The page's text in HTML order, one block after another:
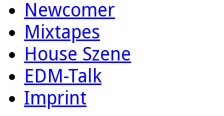
Newcomer
Mixtapes
House Szene
EDM-Talk
Imprint